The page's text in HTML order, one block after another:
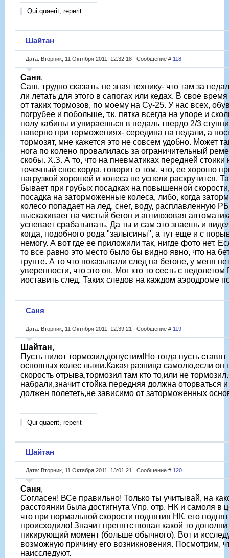
Qui quaerit, reperit
Шайтан
Дата: Вторник, 11 Октября 2011, 12:32:18 | Сообщение # 118
Саня,
Саш, трудно сказать, не зная технику- что там за
ли летать для этого в сапогах или кедах. В свое время
от таких тормозов, по моему на Су-25. У нас всех,
погрубее и побольше, т.к. пятка всегда на упоре и
полу кабины и упираешься в педаль твердо 2/3
наверно при торможениях- середина на педали, а
тормозят, мне кажется это не совсем удобно. Может
нога по колено провалилась за ограничительный
скобы. Х.З. А то, что на пневматиках передней стоики
точечный снос корда, говорит о том, что, ее хорошо
нагрузкой хорошей и колеса не успели раскрутится.
бывает при грубых посадках на повышенной
посадка на заторможенные колеса, либо, когда
колесо попадает на лед, снег, воду, расплавленную
выскакивает на чистый бетон и антиюзовая
успевает срабатывать. Да ты и сам это знаешь и
когда, подобного рода "залысины", а тут еще и с
немогу. А вот где ее приложили так, нигде фото нет.
то все равно это место было бы видно явно, что на
грунте. А то что показывали след на бетоне, у меня
уверенности, что это он. Мог кто то сесть с
иоставить след. Таких следов на каждом аэродроме
Саня
Дата: Вторник, 11 Октября 2011, 12:39:21 | Сообщение # 119
Шайтан,
Пусть пилот тормозил,допустим!Но тогда пусть
основных колес лыжи.Какая разница самолю,если он
скорость отрыва,тормозил там кто то,или не
набрали,значит стойка передняя должна оторваться
должен полететь,не зависимо от заторможенных
Qui quaerit, reperit
Шайтан
Дата: Вторник, 11 Октября 2011, 13:01:21 | Сообщение # 120
Саня,
Согласен! ВСе правильно! Только ты учитывай, на
расстоянии была достигнута Vпр. отр. НК и самоля в
что при нормальной скорости поднятия НК, его
происходило! Значит препятствовал какой то
пикирующий момент (больше обычного). Вот и
возможную причину его возникновения. Посмотрим,
наисследуют.